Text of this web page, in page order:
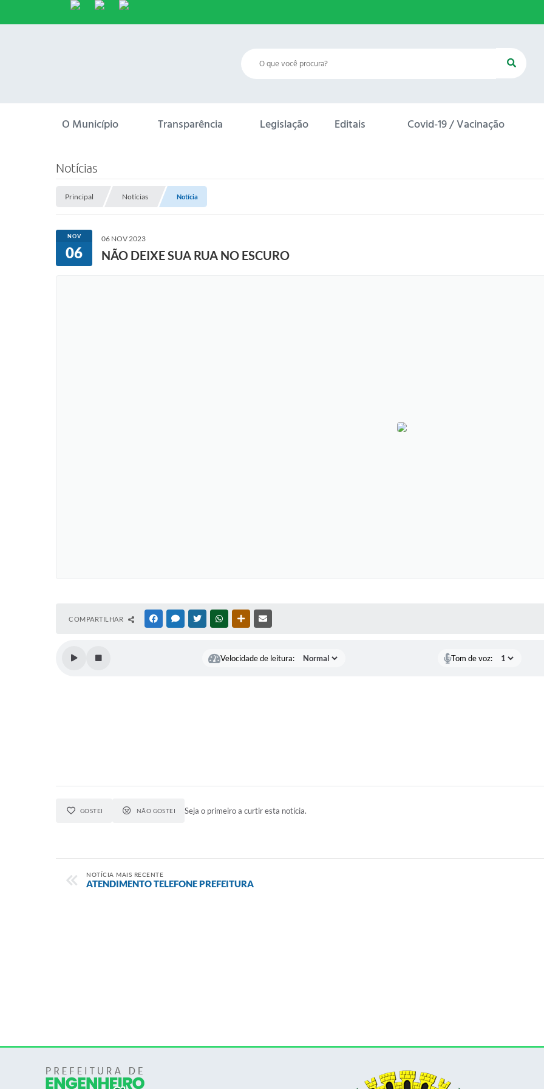
O Município Transparência Legislação Editais Covid-19 / Vacinação
Notícias
Principal Notícias Notícia
NOV
06
06 NOV 2023
NÃO DEIXE SUA RUA NO ESCURO
COMPARTILHAR FACEBOOKMESSENGER
TWITTERWHATSAPPOUTRAS MÍDIAS
Velocidade de leitura: Tom de voz:
GOSTEI NÃO GOSTEI Seja o primeiro a curtir esta notícia.
NOTÍCIA MAIS RECENTE
ATENDIMENTO TELEFONE PREFEITURA